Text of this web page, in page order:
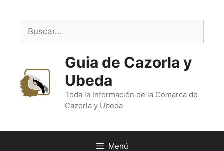
contenido
Buscar:
Guia de Cazorla y
Ubeda
Toda la Información de la Comarca de
Cazorla y Úbeda
Menú